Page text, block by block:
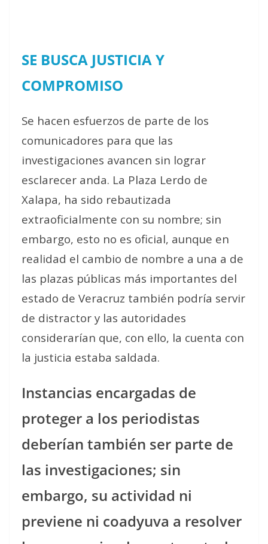
SE BUSCA JUSTICIA Y
COMPROMISO
Se hacen esfuerzos de parte de los
comunicadores para que las
investigaciones avancen sin lograr
esclarecer anda. La Plaza Lerdo de
Xalapa, ha sido rebautizada
extraoficialmente con su nombre; sin
embargo, esto no es oficial, aunque en
realidad el cambio de nombre a una a de
las plazas públicas más importantes del
estado de Veracruz también podría servir
de distractor y las autoridades
considerarían que, con ello, la cuenta con
la justicia estaba saldada.
Instancias encargadas de
proteger a los periodistas
deberían también ser parte de
las investigaciones; sin
embargo, su actividad ni
previene ni coadyuva a resolver